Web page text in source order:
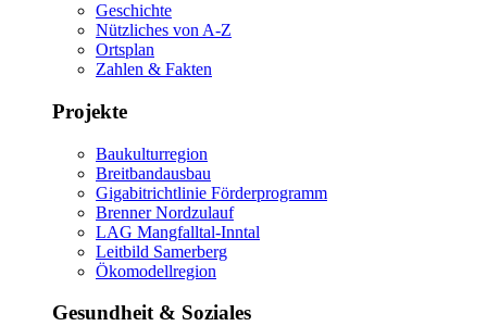
Geschichte
Nützliches von A-Z
Ortsplan
Zahlen & Fakten
Projekte
Baukulturregion
Breitbandausbau
Gigabitrichtlinie Förderprogramm
Brenner Nordzulauf
LAG Mangfalltal-Inntal
Leitbild Samerberg
Ökomodellregion
Gesundheit & Soziales